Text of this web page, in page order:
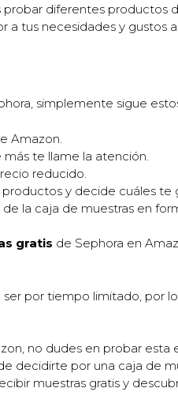
diferentes
tus necesidades y gustos
simplemente sigue
Amazon.
te llame la atención.
reducido.
y decide cuáles te
la caja de muestras en
gratis de Sephora en
ser por tiempo limitado,
no dudes en probar
decidirte por una caja de
muestras gratis y